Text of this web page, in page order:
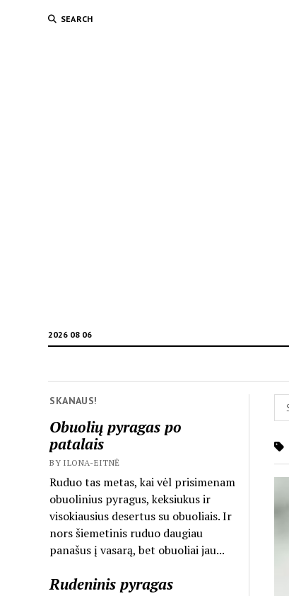
SEARCH
2026 08 06
SKANAUS!
Obuolių pyragas po
patalais
BY ILONA-EITNĖ
Ruduo tas metas, kai vėl prisimenam
obuolinius pyragus, keksiukus ir
visokiausius desertus su obuoliais. Ir
nors šiemetinis ruduo daugiau
panašus į vasarą, bet obuoliai jau...
Rudeninis pyragas